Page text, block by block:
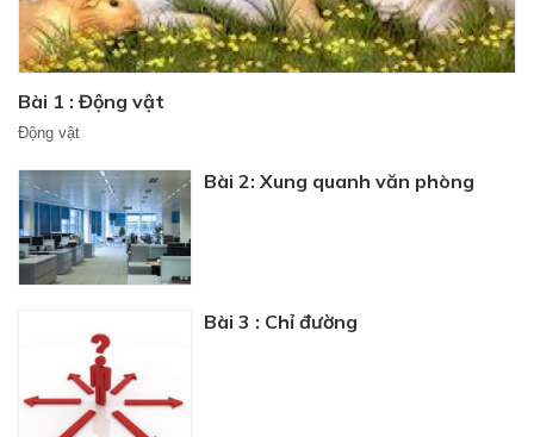
Bài 1 : Động vật
Động vật
Bài 2: Xung quanh văn phòng
Bài 3 : Chỉ đường